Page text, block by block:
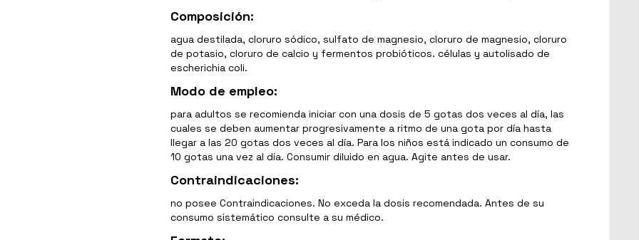
Composición:
agua destilada, cloruro sódico, sulfato de magnesio, cloruro de magnesio, cloruro
de potasio, cloruro de calcio y fermentos probióticos. células y autolisado de
escherichia coli.
Modo de empleo:
para adultos se recomienda iniciar con una dosis de 5 gotas dos veces al día, las
cuales se deben aumentar progresivamente a ritmo de una gota por día hasta
llegar a las 20 gotas dos veces al día. Para los niños está indicado un consumo de
10 gotas una vez al día. Consumir diluido en agua. Agite antes de usar.
Contraindicaciones:
no posee Contraindicaciones. No exceda la dosis recomendada. Antes de su
consumo sistemático consulte a su médico.